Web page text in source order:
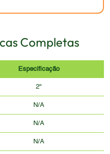
Completas
Especificação
2"
N/A
N/A
N/A